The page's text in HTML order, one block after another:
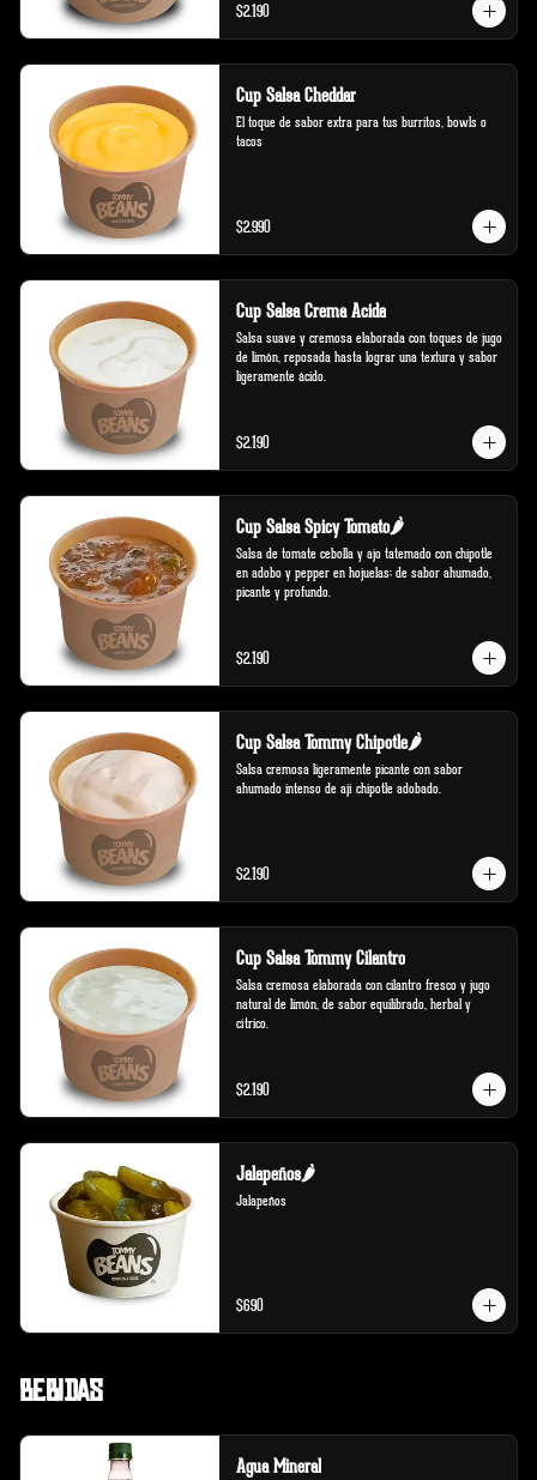
$2.190
Cup Salsa Cheddar
El toque de sabor extra para tus burritos, bowls o
tacos
$2.990
Cup Salsa Crema Acida
Salsa suave y cremosa elaborada con toques de jugo
de limón, reposada hasta lograr una textura y sabor
ligeramente ácido.
$2.190
Cup Salsa Spicy Tomato🌶️
Salsa de tomate cebolla y ajo tatemado con chipotle
en adobo y pepper en hojuelas; de sabor ahumado,
picante y profundo.
$2.190
Cup Salsa Tommy Chipotle🌶️
Salsa cremosa ligeramente picante con sabor
ahumado intenso de ají chipotle adobado.
$2.190
Cup Salsa Tommy Cilantro
Salsa cremosa elaborada con cilantro fresco y jugo
natural de limón, de sabor equilibrado, herbal y
cítrico.
$2.190
Jalapeños🌶️
Jalapeños
$690
Bebidas
Agua Mineral